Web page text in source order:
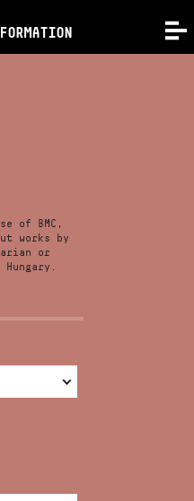
of BMC,
works by
or